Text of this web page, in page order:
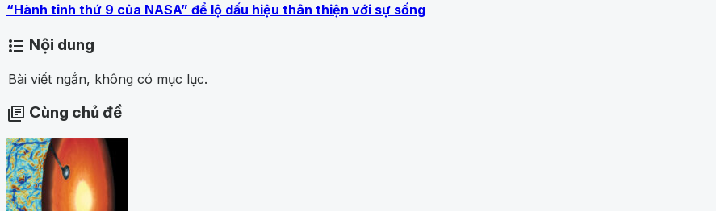
“Hành tinh thứ 9 của NASA” để lộ dấu hiệu thân thiện với sự sống
format_list_bulleted Nội dung
Bài viết ngắn, không có mục lục.
library_books Cùng chủ đề